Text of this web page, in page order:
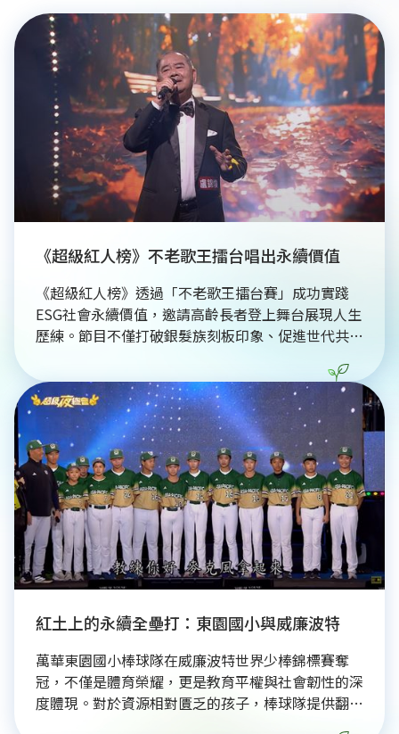
《超級紅人榜》不老歌王擂台唱出永續價值
《超級紅人榜》透過「不老歌王擂台賽」成功實踐
ESG社會永續價值，邀請高齡長者登上舞台展現人生
歷練。節目不僅打破銀髮族刻板印象、促進世代共
備社會包容力的平台，讓不同背景的素人歌手都能發
光發熱，在音樂中傳遞生命韌性與溫度。此舉為選秀
節目樹立典範，展現出尊重多元世代的永續社會樣
貌，讓觀眾深刻感受長者的才華與活力。
紅土上的永續全壘打：東園國小與威廉波特
萬華東園國小棒球隊在威廉波特世界少棒錦標賽奪
冠，不僅是體育榮耀，更是教育平權與社會韌性的深
度體現。對於資源相對匱乏的孩子，棒球隊提供翻轉